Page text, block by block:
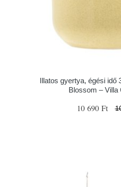
Illatos gyertya, égési idő
Blossom – Villa
10 690 Ft